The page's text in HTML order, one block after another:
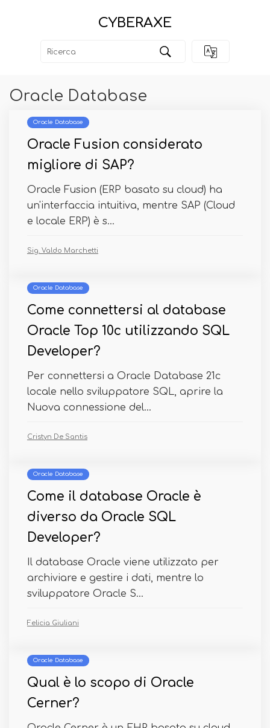
CYBERAXE
Oracle Database
Oracle Database
Oracle Fusion considerato
migliore di SAP?
Oracle Fusion (ERP basato su cloud) ha
un'interfaccia intuitiva, mentre SAP (Cloud
e locale ERP) è s...
Sig. Valdo Marchetti
Oracle Database
Come connettersi al database
Oracle Top 10c utilizzando SQL
Developer?
Per connettersi a Oracle Database 21c
locale nello sviluppatore SQL, aprire la
Nuova connessione del...
Cristyn De Santis
Oracle Database
Come il database Oracle è
diverso da Oracle SQL
Developer?
Il database Oracle viene utilizzato per
archiviare e gestire i dati, mentre lo
sviluppatore Oracle S...
Felicia Giuliani
Oracle Database
Qual è lo scopo di Oracle
Cerner?